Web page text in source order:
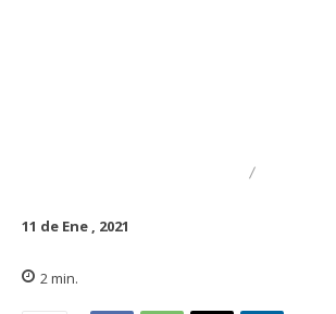
11 de Ene , 2021
2 min.